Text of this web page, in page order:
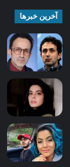
آخرین خبرها